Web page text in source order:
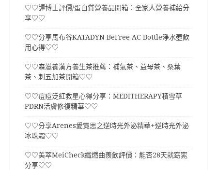
♡♡譚博士評價/蛋白質營養品開箱：全家人營養補給分
享♡♡
♡♡分享馬布谷KATADYN BeFree AC Bottle淨水壺飲
用心得♡♡
♡♡森滋養漢方養生茶推薦：補氣茶、益母茶、桑葉
茶、刺五加茶開箱♡♡
♡♡痘痘泛紅救星心得分享：MEDITHERAPY積雪草
PDRN活膚修復精華♡♡
♡♡分享Arenes愛霓思之逆時光外泌精華+逆時光外泌
冰珠霜♡♡
♡♡美萃MeiCheck纖燃曲羨飲評價：能否28天就窈窕
分享♡♡